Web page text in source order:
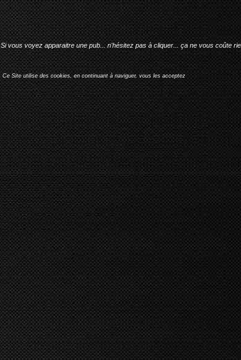
Si vous voyez apparaitre une pub... n'hésitez pas à cliquer... ça ne vous coûte
Ce Site utilise des cookies, en continuant à naviguer, vous les acceptez